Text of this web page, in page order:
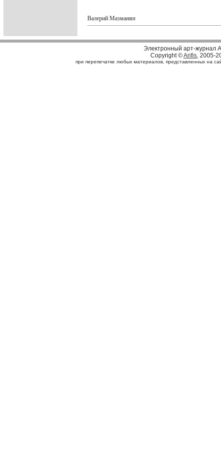
Валерий Мазманян
Электронный арт-журнал
Copyright ©Arifis, 2005-
при перепечатке любых материалов, представленных на